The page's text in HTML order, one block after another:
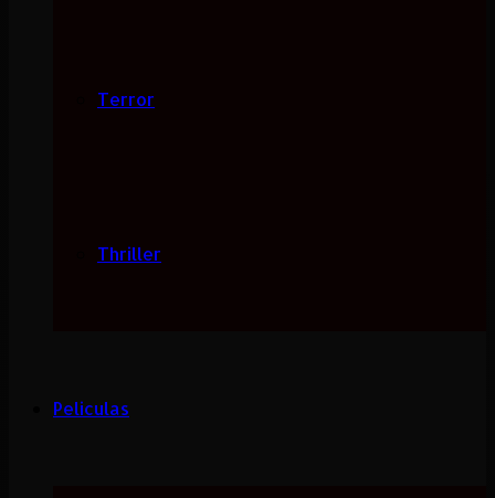
Terror
Thriller
Peliculas